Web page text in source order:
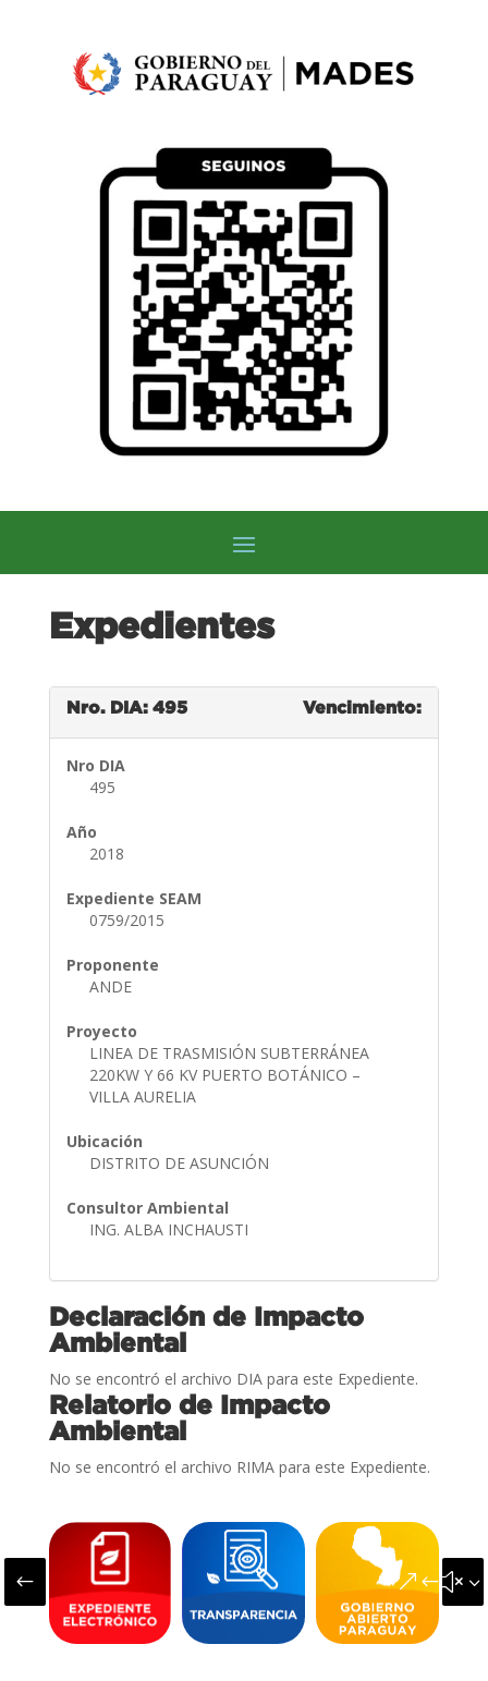
Expedientes
Nro. DIA: 495 Vencimiento:
Nro DIA
495
Año
2018
Expediente SEAM
0759/2015
Proponente
ANDE
Proyecto
LINEA DE TRASMISIÓN SUBTERRÁNEA
220KW Y 66 KV PUERTO BOTÁNICO –
VILLA AURELIA
Ubicación
DISTRITO DE ASUNCIÓN
Consultor Ambiental
ING. ALBA INCHAUSTI
Declaración de Impacto
Ambiental
No se encontró el archivo DIA para este Expediente.
Relatorio de Impacto
Ambiental
No se encontró el archivo RIMA para este Expediente.
#